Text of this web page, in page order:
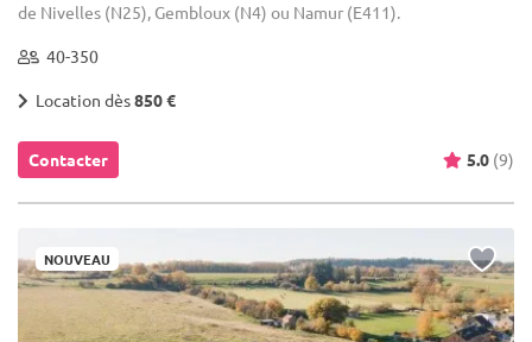
de Nivelles (N25), Gembloux (N4) ou Namur (E411).
40-350
Location dès850 €
Contacter 5.0 (9)
NOUVEAU